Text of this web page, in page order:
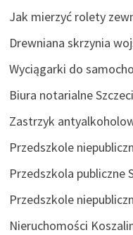
Jak mierzyć rolety
Drewniana skrzynia
Wyciągarki do
Biura notarialne
Zastrzyk
Przedszkole
Przedszkola publiczne
Przedszkole
Nieruchomości